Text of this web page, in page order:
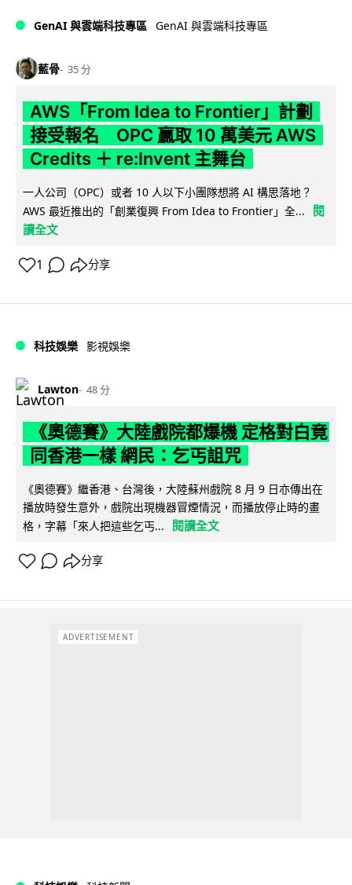
GenAI 與雲端科技專區 GenAI 與雲端科技專區
藍骨 35 分
AWS「From Idea to Frontier」計劃
接受報名 OPC 贏取 10 萬美元 AWS
Credits ＋ re:Invent 主舞台
一人公司（OPC）或者 10 人以下小團隊想將 AI 構思落地？
AWS 最近推出的「創業復興 From Idea to Frontier」全...
閱
讀全文
1 分享
科技娛樂 影視娛樂
Lawton 48 分
《奧德賽》大陸戲院都爆機 定格對白竟
同香港一樣 網民：乞丐詛咒
《奧德賽》繼香港、台灣後，大陸蘇州戲院 8 月 9 日亦傳出在
播放時發生意外，戲院出現機器冒煙情況，而播放停止時的畫
格，字幕「來人把這些乞丐...
閱讀全文
分享
ADVERTISEMENT